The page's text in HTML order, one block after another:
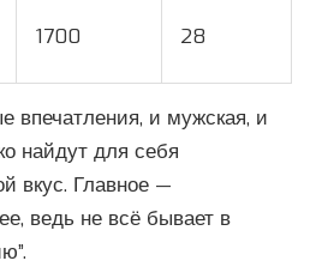
1700 28
впечатления, и мужская, и
найдут для себя
вкус. Главное —
ведь не всё бывает в